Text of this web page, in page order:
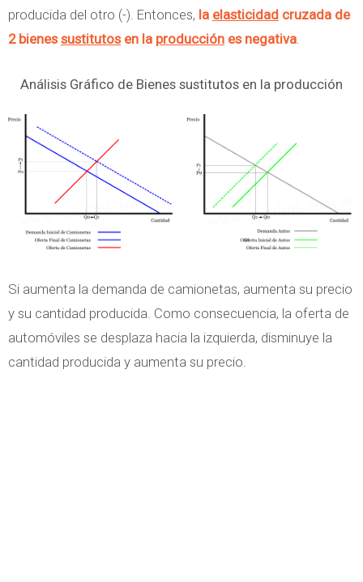
producida del otro (-). Entonces, la elasticidad cruzada de
2 bienessustitutosen la producción es negativa.
Análisis Gráfico de Bienes sustitutos en la producción
Si aumenta la demanda de camionetas, aumenta su precio
y su cantidad producida. Como consecuencia, la oferta de
automóviles se desplaza hacia la izquierda, disminuye la
cantidad producida y aumenta su precio.